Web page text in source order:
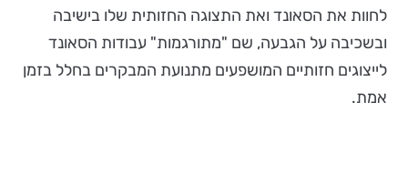
לחוות את הסאונד ואת התצוגה החזותית שלו בישיבה
ובשכיבה על הגבעה, שם "מתורגמות" עבודות הסאונד
לייצוגים חזותיים המושפעים מתנועת המבקרים בחלל בזמן
אמת.